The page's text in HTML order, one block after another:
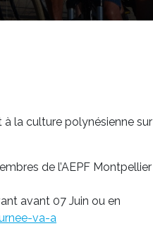
à la culture polynésienne sur
de l’AEPF Montpellier
avant 07 Juin ou en
va-a